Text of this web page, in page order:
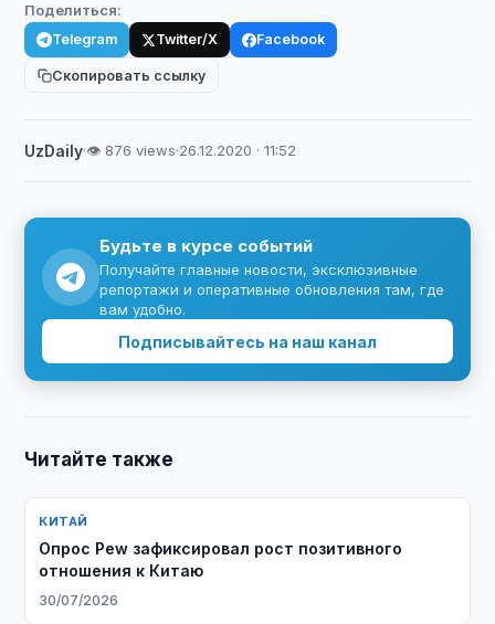
Поделиться:
Telegram Twitter/X Facebook
Скопировать ссылку
UzDaily·👁 876 views·26.12.2020 · 11:52
Будьте в курсе событий
Получайте главные новости, эксклюзивные
репортажи и оперативные обновления там, где
вам удобно.
Подписывайтесь на наш канал
Читайте также
КИТАЙ
Опрос Pew зафиксировал рост позитивного
отношения к Китаю
30/07/2026